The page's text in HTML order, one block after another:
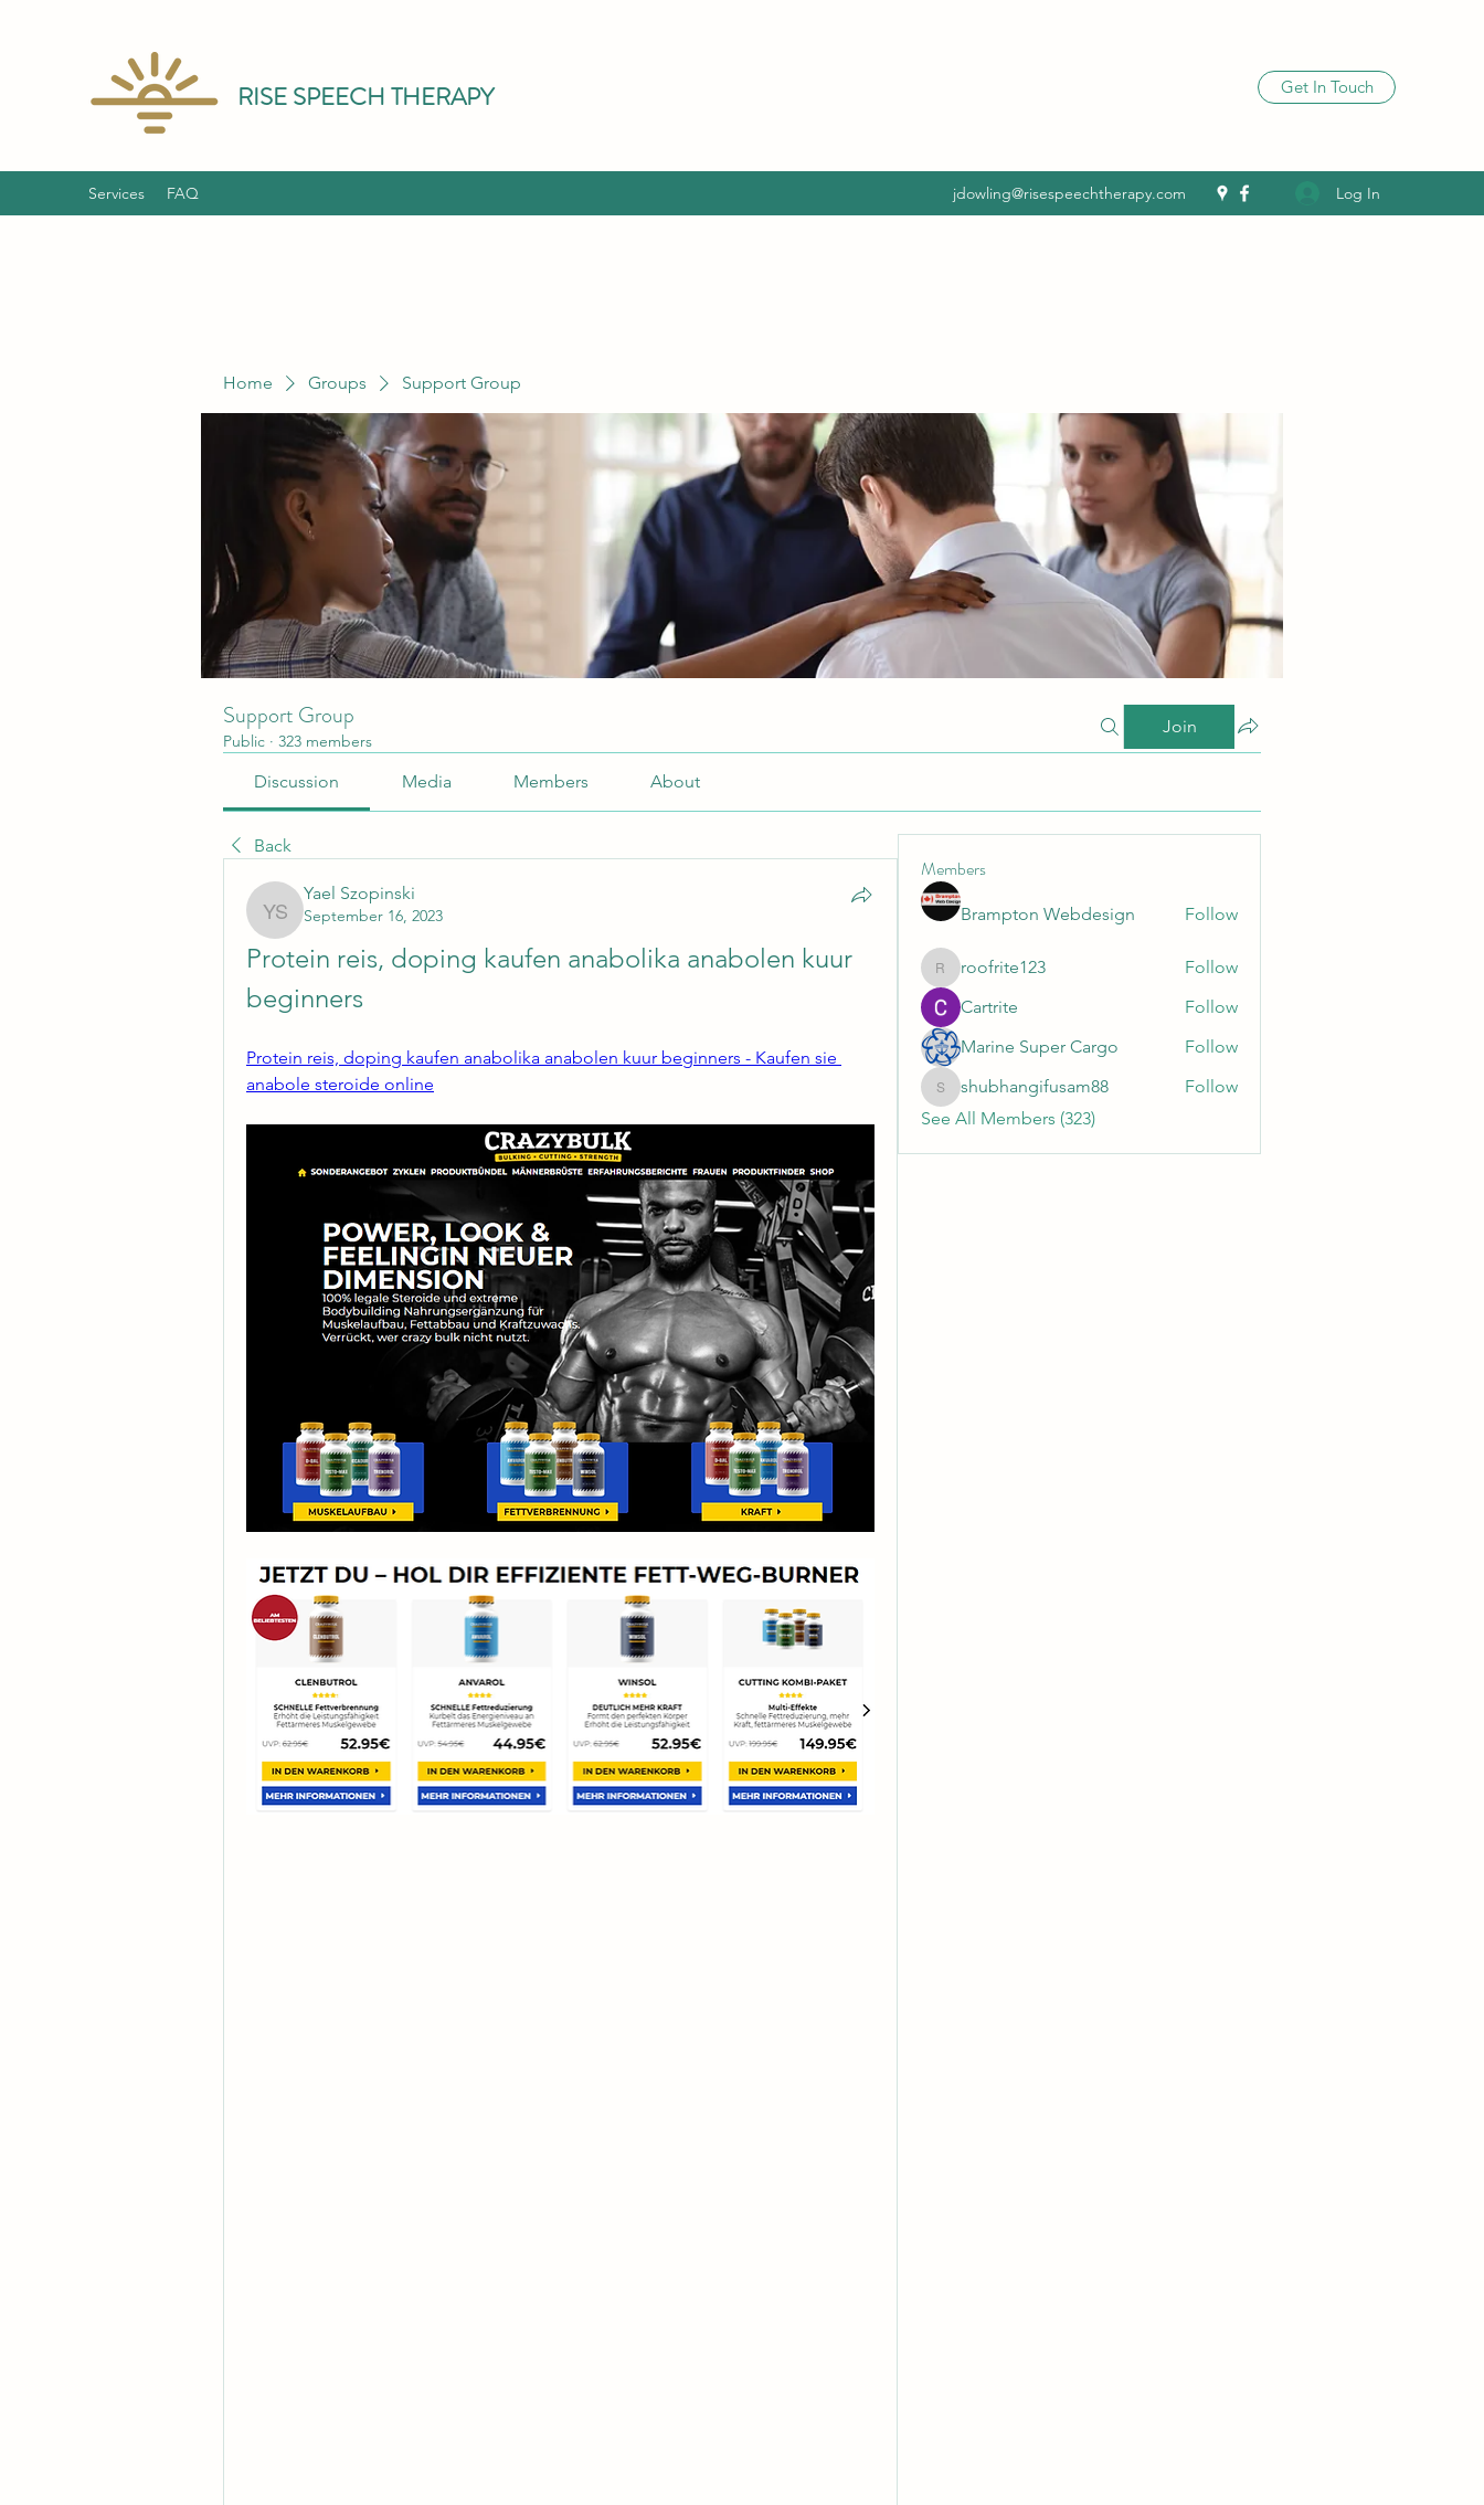
RISE SPEECH THERAPY Get In Touch
Services FAQ jdowling@risespeechtherapy.com Log In
Home Groups Support Group
Support Group
Public · 323 members
Join
Discussion Media Members About
Back
Yael Szopinski
Yael Szopinski
September 16, 2023
Protein reis, doping kaufen anabolika anabolen kuur
beginners
Protein reis, doping kaufen anabolika anabolen kuur beginners - Kaufen sie
anabole steroide online
Members
Brampton Webdesign Follow
roofrite123
roofrite123
Follow
Cartrite
Follow
Marine Super Cargo
Follow
shubhangifusam88
shubhangifusam88
Follow
See All Members (323)